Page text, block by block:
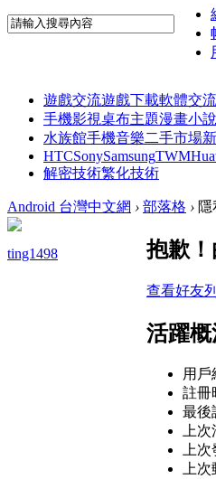
遊戲交流遊戲下載軟體交流
手機影視桌布主題漫畫小說
水族館手機音樂二手市場
HTCSonySamsungTWM
解密技術繁化技術
Android 台灣中文網 › 部落格 ›
ting1498 抱歉
查看好友
活躍概
用戶
註冊
最後
上次
上次
上次